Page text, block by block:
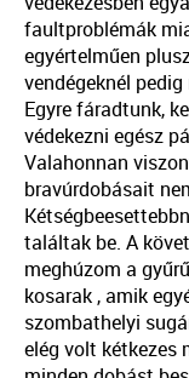
faultproblémák
egyértelműen
vendégeknél
Egyre fáradtunk,
védekezni egész
Valahonnan
bravúrdobásait
találtak be. A
meghúzom a
kosarak , amik
szombathelyi
elég volt kétkezes